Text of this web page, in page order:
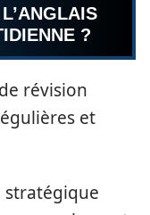
?
révision
et
stratégique